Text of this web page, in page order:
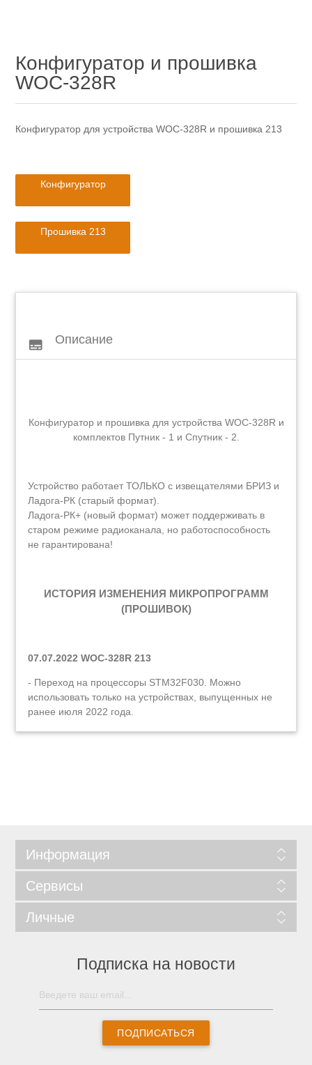
Конфигуратор и прошивка
WOC-328R
Конфигуратор для устройства WOC-328R и прошивка 213
Конфигуратор
Прошивка 213
subtitles Описание
Конфигуратор и прошивка для устройства WOC-328R и
комплектов Путник - 1 и Спутник - 2.
Устройство работает ТОЛЬКО с извещателями БРИЗ и
Ладога-РК (старый формат).
Ладога-РК+ (новый формат) может поддерживать в
старом режиме радиоканала, но работоспособность
не гарантирована!
ИСТОРИЯ ИЗМЕНЕНИЯ МИКРОПРОГРАММ
(ПРОШИВОК)
07.07.2022 WOC-328R 213
- Переход на процессоры STM32F030. Можно
использовать только на устройствах, выпущенных не
ранее июля 2022 года.
Информация
Сервисы
Личные
Подписка на новости
ПОДПИСАТЬСЯ